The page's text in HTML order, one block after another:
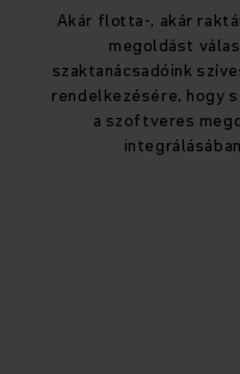
raktárkezelési
szívesen állnak
hogy segítsenek
megoldás